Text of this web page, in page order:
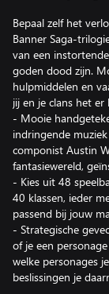
Bepaal zelf het
Banner Saga-
van een
goden dood zijn.
hulpmiddelen en
jij en je clans het
- Mooie
indringende
componist Austin
fantasiewereld,
- Kies uit 48
40 klassen, ieder
passend bij jouw
- Strategische
of je een
welke personages
beslissingen je